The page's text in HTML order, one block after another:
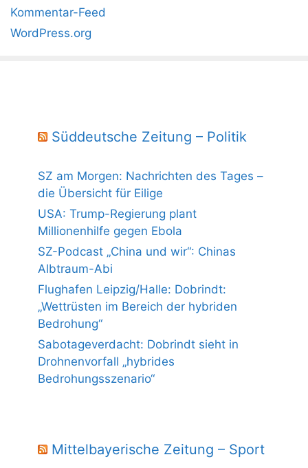
Kommentar-Feed
WordPress.org
Süddeutsche Zeitung – Politik
SZ am Morgen: Nachrichten des Tages –
die Übersicht für Eilige
USA: Trump-Regierung plant
Millionenhilfe gegen Ebola
SZ-Podcast „China und wir“: Chinas
Albtraum-Abi
Flughafen Leipzig/Halle: Dobrindt:
„Wettrüsten im Bereich der hybriden
Bedrohung“
Sabotageverdacht: Dobrindt sieht in
Drohnenvorfall „hybrides
Bedrohungsszenario“
Mittelbayerische Zeitung – Sport